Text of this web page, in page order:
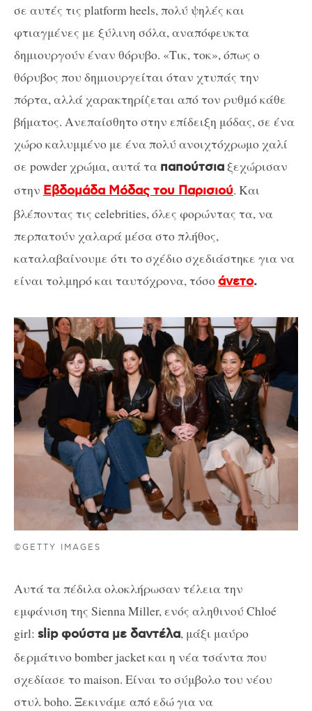
σε αυτές τις platform heels, πολύ ψηλές και
φτιαγμένες με ξύλινη σόλα, αναπόφευκτα
δημιουργούν έναν θόρυβο. «Τικ, τοκ», όπως ο
θόρυβος που δημιουργείται όταν χτυπάς την
πόρτα, αλλά χαρακτηρίζεται από τον ρυθμό κάθε
βήματος. Ανεπαίσθητο στην επίδειξη μόδας, σε ένα
χώρο καλυμμένο με ένα πολύ ανοιχτόχρωμο χαλί
σε powder χρώμα, αυτά τα παπούτσιαξεχώρισαν
στην Εβδομάδα Μόδας του Παρισιού. Και
βλέποντας τις celebrities, όλες φορώντας τα, να
περπατούν χαλαρά μέσα στο πλήθος,
καταλαβαίνουμε ότι το σχέδιο σχεδιάστηκε για να
είναι τολμηρό και ταυτόχρονα, τόσοάνετο.
©GETTY IMAGES
Αυτά τα πέδιλα ολοκλήρωσαν τέλεια την
εμφάνιση της Sienna Miller, ενός αληθινού Chloé
girl: slip φούστα με δαντέλα, μάξι μαύρο
δερμάτινο bomber jacket και η νέα τσάντα που
σχεδίασε το maison. Είναι το σύμβολο του νέου
στυλ boho. Ξεκινάμε από εδώ για να